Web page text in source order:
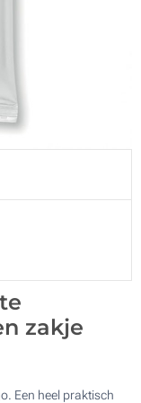
zakje
Een heel praktisch